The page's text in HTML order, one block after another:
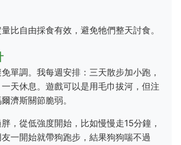
比自由採食有效，避免牠們整天討食。
單調。我每週安排：三天散步加小跑，
天休息。遊戲可以是用毛巾拔河，但注
濟斯關節脆弱。
，從低強度開始，比如慢慢走15分鐘，
一開始就帶狗跑步，結果狗狗喘不過